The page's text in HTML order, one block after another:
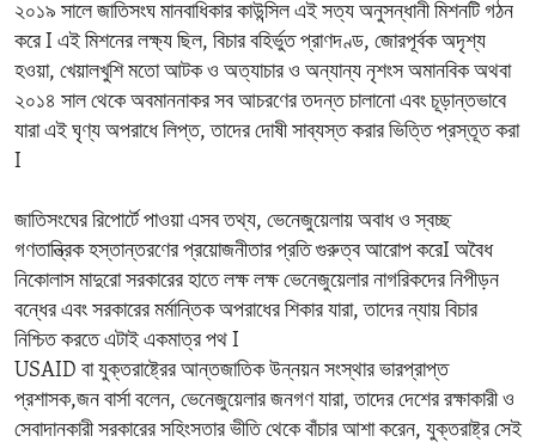
২০১৯ সালে জাতিসংঘ মানবাধিকার কাউন্সিল এই সত্য অনুসন্ধানী মিশনটি গঠন
করে I এই মিশনের লক্ষ্য ছিল, বিচার বহির্ভুত প্রাণদণ্ড, জোরপূর্বক অদৃশ্য
হওয়া, খেয়ালখুশি মতো আটক ও অত্যাচার ও অন্যান্য নৃশংস অমানবিক অথবা
২০১৪ সাল থেকে অবমাননাকর সব আচরণের তদন্ত চালানো এবং চূড়ান্তভাবে
যারা এই ঘৃণ্য অপরাধে লিপ্ত, তাদের দোষী সাব্যস্ত করার ভিত্তি প্রস্তূত করা
I
জাতিসংঘের রিপোর্টে পাওয়া এসব তথ্য, ভেনেজুয়েলায় অবাধ ও স্বচ্ছ
গণতান্ত্রিক হস্তান্তরণের প্রয়োজনীতার প্রতি গুরুত্ব আরোপ করেI অবৈধ
নিকোলাস মাদুরো সরকারের হাতে লক্ষ লক্ষ ভেনেজুয়েলার নাগরিকদের নিপীড়ন
বন্ধের এবং সরকারের মর্মান্তিক অপরাধের শিকার যারা, তাদের ন্যায় বিচার
নিশ্চিত করতে এটাই একমাত্র পথ I
USAID বা যুক্তরাষ্ট্রের আন্তজাতিক উন্নয়ন সংস্থার ভারপ্রাপ্ত
প্রশাসক,জন বার্সা বলেন, ভেনেজুয়েলার জনগণ যারা, তাদের দেশের রক্ষাকারী ও
সেবাদানকারী সরকারের সহিংসতার ভীতি থেকে বাঁচার আশা করেন, যুক্তরাষ্ট্র সেই